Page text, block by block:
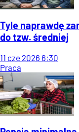
Tyle naprawdę
do tzw. średniej
11 cze 2026 6:30
Praca